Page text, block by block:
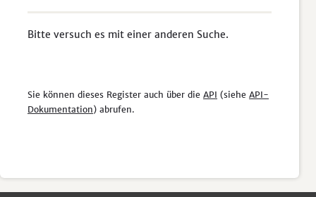
Bitte versuch es mit einer anderen Suche.
Sie können dieses Register auch über die API (siehe API-
Dokumentation) abrufen.